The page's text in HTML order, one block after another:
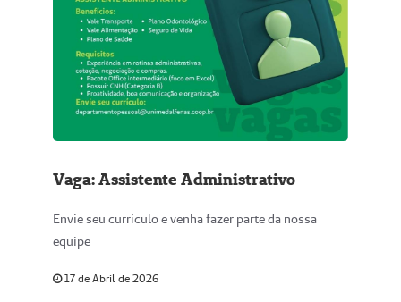
Vaga: Assistente Administrativo
Envie seu currículo e venha fazer parte da nossa
equipe
17 de Abril de 2026